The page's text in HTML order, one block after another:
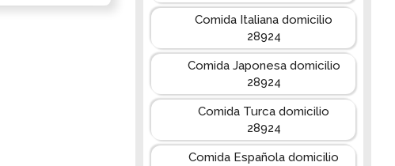
Comida Italiana domicilio
28924
Comida Japonesa domicilio
28924
Comida Turca domicilio
28924
Comida Española domicilio